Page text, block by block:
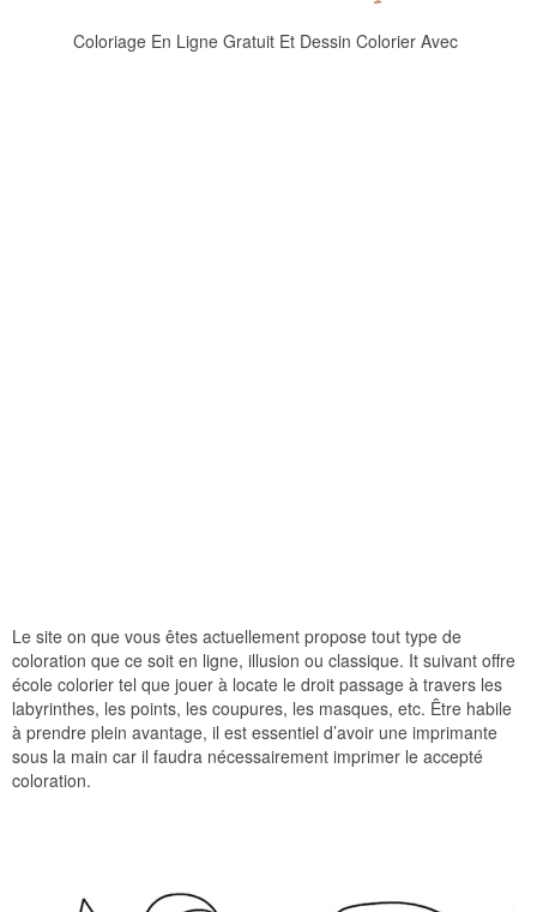
Coloriage En Ligne Gratuit Et Dessin Colorier Avec
Le site on que vous êtes actuellement propose tout type de
coloration que ce soit en ligne, illusion ou classique. It suivant offre
école colorier tel que jouer à locate le droit passage à travers les
labyrinthes, les points, les coupures, les masques, etc. Être habile
à prendre plein avantage, il est essentiel d’avoir une imprimante
sous la main car il faudra nécessairement imprimer le accepté
coloration.